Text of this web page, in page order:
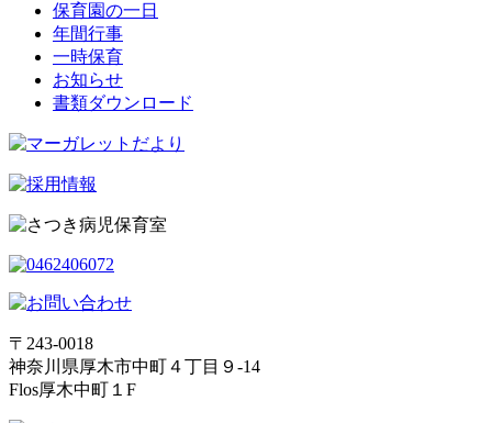
保育園の一日
年間行事
一時保育
お知らせ
書類ダウンロード
〒243-0018
神奈川県厚木市中町４丁目９-14
Flos厚木中町１F